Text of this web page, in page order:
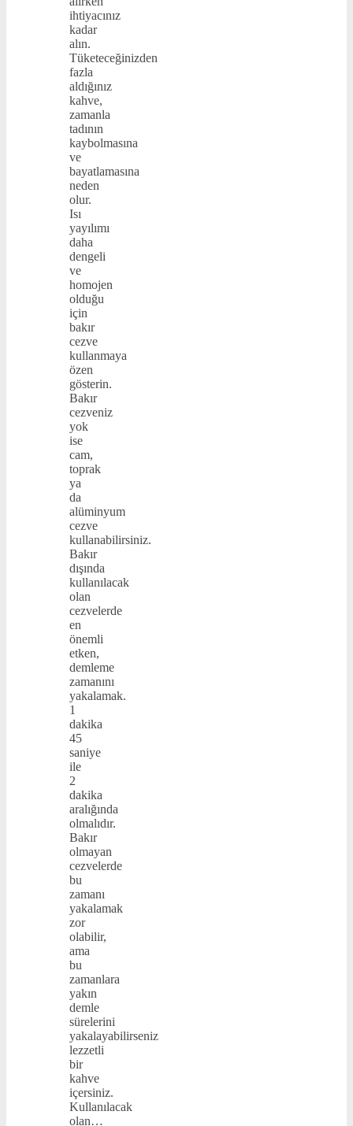
ihtiyacınız
kadar
alın.
Tüketeceğinizden
fazla
aldığınız
kahve,
zamanla
tadının
kaybolmasına
ve
bayatlamasına
neden
olur.
Isı
yayılımı
daha
dengeli
ve
homojen
olduğu
için
bakır
cezve
kullanmaya
özen
gösterin.
Bakır
cezveniz
yok
ise
cam,
toprak
ya
da
alüminyum
cezve
kullanabilirsiniz.
Bakır
dışında
kullanılacak
olan
cezvelerde
en
önemli
etken,
demleme
zamanını
yakalamak.
1
dakika
45
saniye
ile
2
dakika
aralığında
olmalıdır.
Bakır
olmayan
cezvelerde
bu
zamanı
yakalamak
zor
olabilir,
ama
bu
zamanlara
yakın
demle
sürelerini
yakalayabilirseniz
lezzetli
bir
kahve
içersiniz.
Kullanılacak
olan…